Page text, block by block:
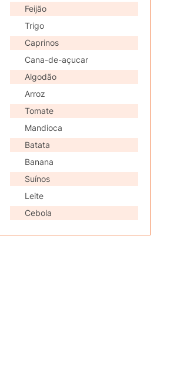
Feijão
Trigo
Caprinos
Cana-de-açucar
Algodão
Arroz
Tomate
Mandioca
Batata
Banana
Suínos
Leite
Cebola